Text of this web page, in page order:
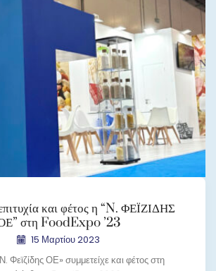
και φέτος η “N. ΦΕΪΖΙΔΗΣ
στη FoodExpo ’23
15 Μαρτίου 2023
Φεϊζίδης ΟΕ» συμμετείχε και φέτος στη